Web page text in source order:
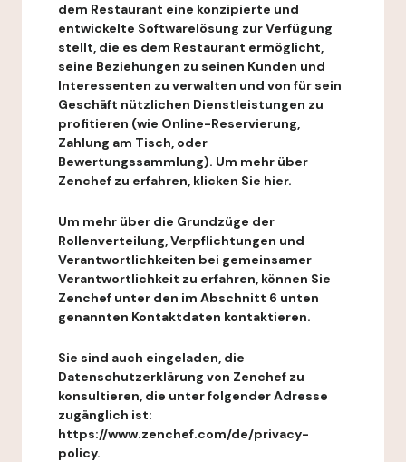
dem Restaurant eine konzipierte und
entwickelte Softwarelösung zur Verfügung
stellt, die es dem Restaurant ermöglicht,
seine Beziehungen zu seinen Kunden und
Interessenten zu verwalten und von für sein
Geschäft nützlichen Dienstleistungen zu
profitieren (wie Online-Reservierung,
Zahlung am Tisch, oder
Bewertungssammlung). Um mehr über
Zenchef zu erfahren, klicken Sie hier.
Um mehr über die Grundzüge der
Rollenverteilung, Verpflichtungen und
Verantwortlichkeiten bei gemeinsamer
Verantwortlichkeit zu erfahren, können Sie
Zenchef unter den im Abschnitt 6 unten
genannten Kontaktdaten kontaktieren.
Sie sind auch eingeladen, die
Datenschutzerklärung von Zenchef zu
konsultieren, die unter folgender Adresse
zugänglich ist:
https://www.zenchef.com/de/privacy-
policy.